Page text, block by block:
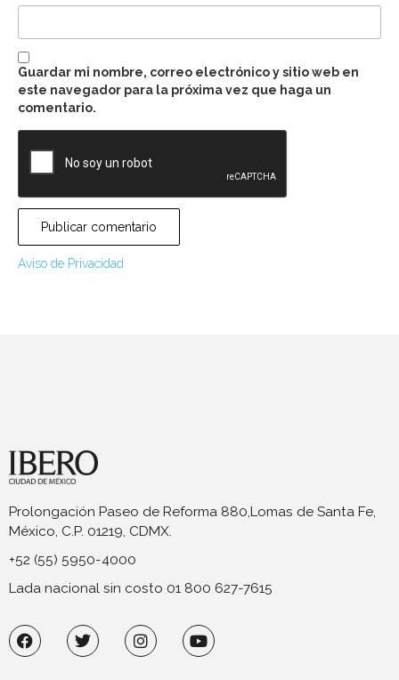
Guardar mi nombre, correo electrónico y sitio web en
este navegador para la próxima vez que haga un
comentario.
Aviso de Privacidad
Prolongación Paseo de Reforma 880,Lomas de Santa Fe,
México, C.P. 01219, CDMX.
+52 (55) 5950-4000
Lada nacional sin costo 01 800 627-7615